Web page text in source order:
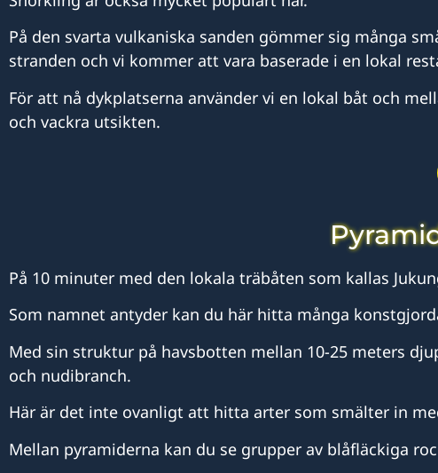
På den svarta vulkaniska sanden gömmer sig många
stranden och vi kommer att vara baserade i en lokal
För att nå dykplatserna använder vi en lokal båt och
och vackra utsikten.
På 10 minuter med den lokala träbåten som kallas
Som namnet antyder kan du här hitta många
Med sin struktur på havsbotten mellan 10-25 meters
och nudibranch.
Här är det inte ovanligt att hitta arter som smälter in
Mellan pyramiderna kan du se grupper av blåfläckiga